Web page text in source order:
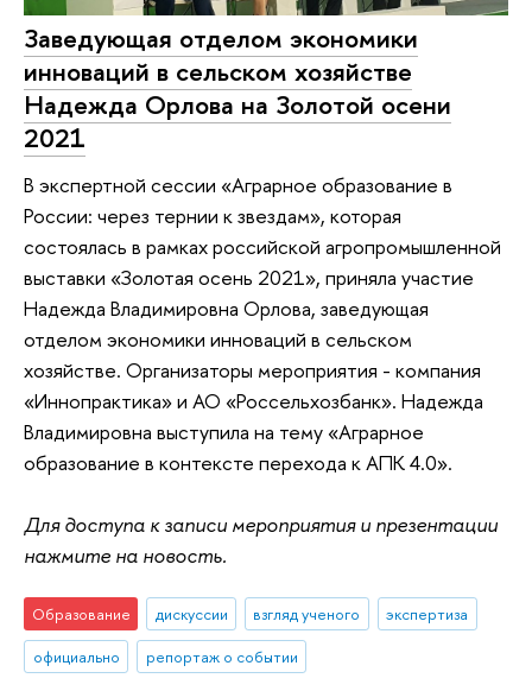
Заведующая отделом экономики
инноваций в сельском хозяйстве
Надежда Орлова на Золотой осени
2021
В экспертной сессии «Аграрное образование в
России: через тернии к звездам», которая
состоялась в рамках российской агропромышленной
выставки «Золотая осень 2021», приняла участие
Надежда Владимировна Орлова, заведующая
отделом экономики инноваций в сельском
хозяйстве. Организаторы мероприятия - компания
«Иннопрактика» и АО «Россельхозбанк». Надежда
Владимировна выступила на тему «Аграрное
образование в контексте перехода к АПК 4.0».
Для доступа к записи мероприятия и презентации
нажмите на новость.
Образование дискуссии взгляд ученого
экспертиза
официально
репортаж о событии